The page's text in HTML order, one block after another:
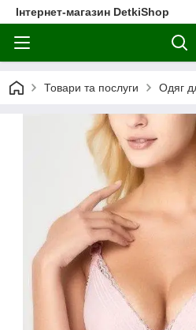
Інтернет-магазин DetkiShop
Товари та послуги Одяг